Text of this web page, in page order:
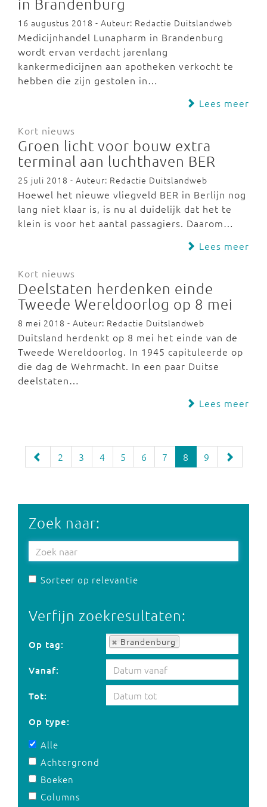
in Brandenburg
16 augustus 2018 - Auteur: Redactie Duitslandweb
Medicijnhandel Lunapharm in Brandenburg
wordt ervan verdacht jarenlang
kankermedicijnen aan apotheken verkocht te
hebben die zijn gestolen in…
Lees meer
Kort nieuws
Groen licht voor bouw extra
terminal aan luchthaven BER
25 juli 2018 - Auteur: Redactie Duitslandweb
Hoewel het nieuwe vliegveld BER in Berlijn nog
lang niet klaar is, is nu al duidelijk dat het te
klein is voor het aantal passagiers. Daarom…
Lees meer
Kort nieuws
Deelstaten herdenken einde
Tweede Wereldoorlog op 8 mei
8 mei 2018 - Auteur: Redactie Duitslandweb
Duitsland herdenkt op 8 mei het einde van de
Tweede Wereldoorlog. In 1945 capituleerde op
die dag de Wehrmacht. In een paar Duitse
deelstaten…
Lees meer
2 3 4 5 6 7 8 9
Zoek naar:
Sorteer op relevantie
Verfijn zoekresultaten:
Op tag: Brandenburg
Op tag:
Vanaf:
Tot:
Op type:
Alle
Achtergrond
Boeken
Columns